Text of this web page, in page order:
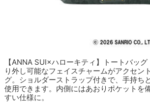
【ANNA SUI×ハローキティ】トートバッ
り外し可能なフェイスチャームがアクセン
グ。​ショルダーストラップ付きで、手持ち
使用できます。​内側にはあおりポケットを
すい仕様に。